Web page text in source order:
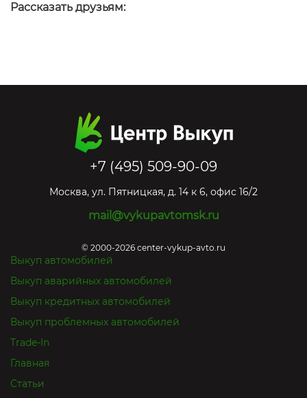
Рассказать друзьям:
+7 (495) 509-90-09
Москва, ул. Пятницкая, д. 14 к 6, офис 16/2
mail@vykupavtomsk.ru
© 2000-2026 center-vykup-avto.ru
Выкуп автомобилей
Выкуп аварийных автомобилей
Выкуп кредитных автомобилей
Выкуп проблемных автомобилей
Trade-In
Главная
Статьи